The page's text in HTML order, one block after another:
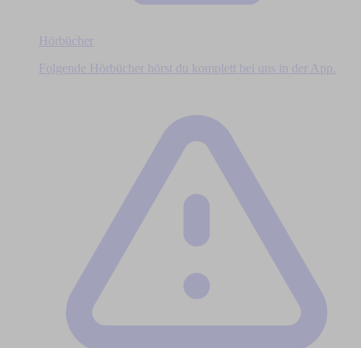
Hörbücher
Folgende Hörbücher hörst du komplett bei uns in der App.